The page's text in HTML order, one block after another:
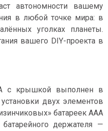
автономности вашему
в любой точке мира: в
уголках планеты.
вашего DIY-проекта в
с крышкой выполнен в
двух элементов
батареек AAA
держателя —